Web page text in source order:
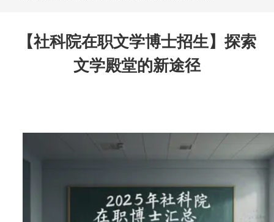
【社科院在职文学博士招生】探索
文学殿堂的新途径